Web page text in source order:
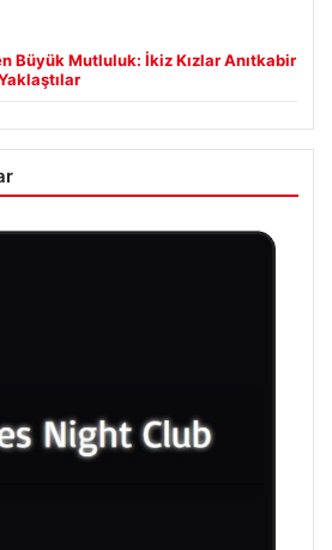
Büyük Mutluluk: İkiz Kızlar Anıtkabir